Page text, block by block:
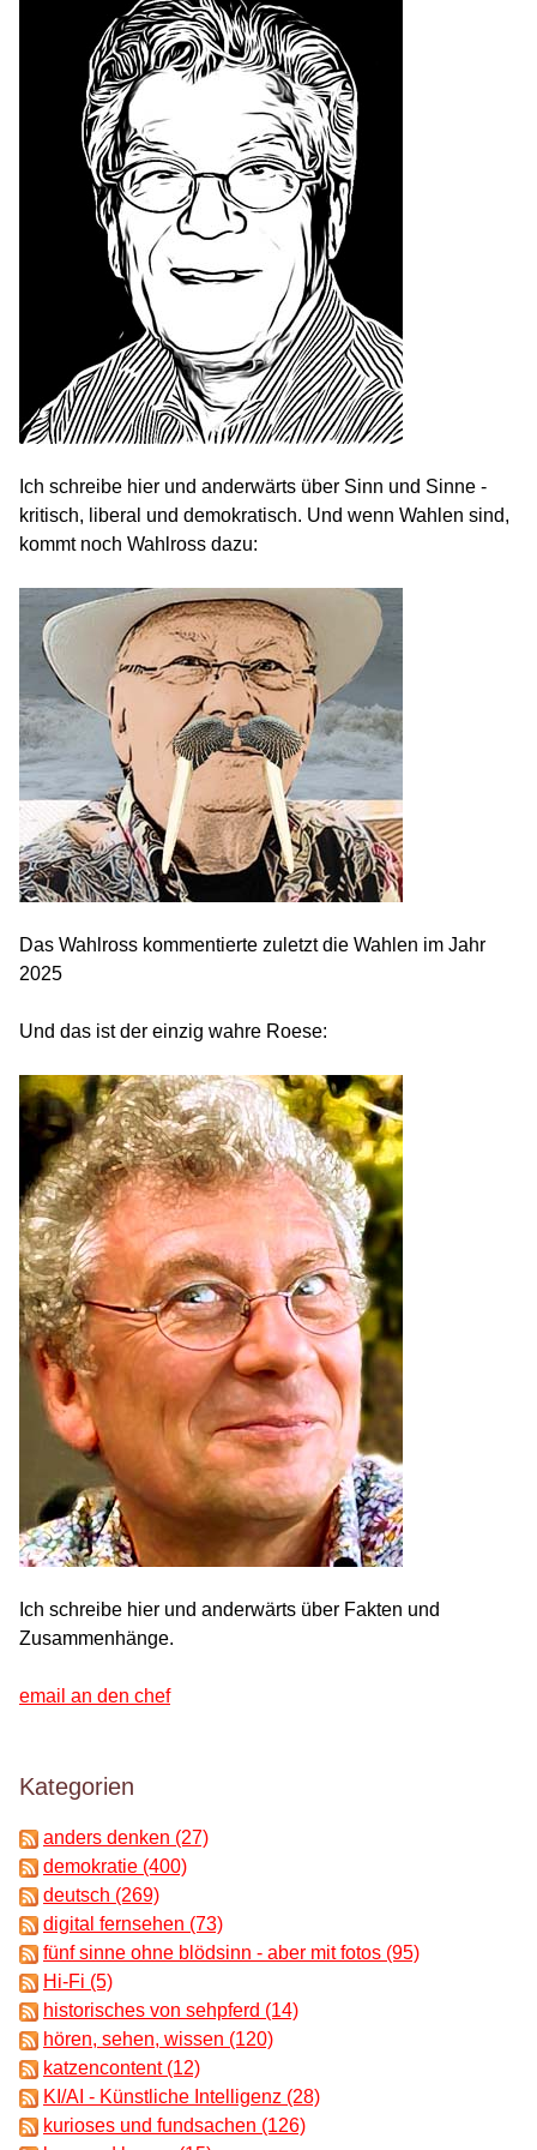
Ich schreibe hier und anderwärts über Sinn und Sinne -
kritisch, liberal und demokratisch. Und wenn Wahlen sind,
kommt noch Wahlross dazu:
Das Wahlross kommentierte zuletzt die Wahlen im Jahr
2025
Und das ist der einzig wahre Roese:
Ich schreibe hier und anderwärts über Fakten und
Zusammenhänge.
email an den chef
Kategorien
anders denken (27)
demokratie (400)
deutsch (269)
digital fernsehen (73)
fünf sinne ohne blödsinn - aber mit fotos (95)
Hi-Fi (5)
historisches von sehpferd (14)
hören, sehen, wissen (120)
katzencontent (12)
KI/AI - Künstliche Intelligenz (28)
kurioses und fundsachen (126)